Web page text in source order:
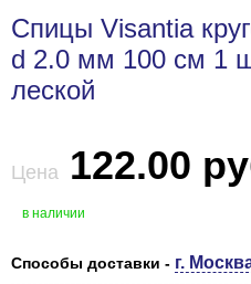
Спицы Visantia
d 2.0 мм 100 см 1
леской
Цена 122.00
в наличии
Способы доставки - г.